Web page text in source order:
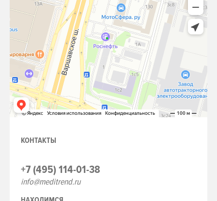
КОНТАКТЫ
+7 (495) 114-01-38
info@meditrend.ru